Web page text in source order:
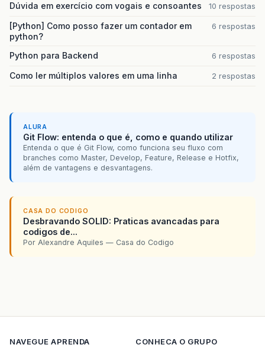
Dúvida em exercício com vogais e consoantes 10 respostas
[Python] Como posso fazer um contador em
python?
6 respostas
Python para Backend 6 respostas
Como ler múltiplos valores em uma linha 2 respostas
ALURA
Git Flow: entenda o que é, como e quando utilizar
Entenda o que é Git Flow, como funciona seu fluxo com
branches como Master, Develop, Feature, Release e Hotfix,
além de vantagens e desvantagens.
CASA DO CODIGO
Desbravando SOLID: Praticas avancadas para
codigos de...
Por Alexandre Aquiles — Casa do Codigo
NAVEGUE APRENDA CONHECA O GRUPO